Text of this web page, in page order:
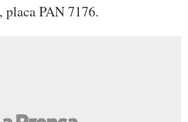
placa PAN 7176.